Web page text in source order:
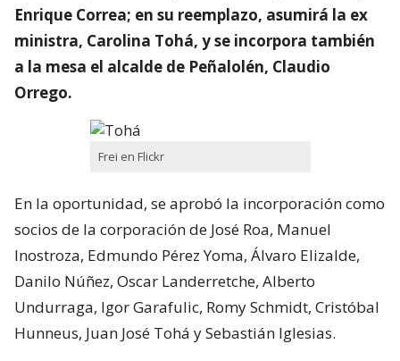
Enrique Correa; en su reemplazo, asumirá la ex
ministra, Carolina Tohá, y se incorpora también
a la mesa el alcalde de Peñalolén, Claudio
Orrego.
Frei en Flickr
En la oportunidad, se aprobó la incorporación como
socios de la corporación de José Roa, Manuel
Inostroza, Edmundo Pérez Yoma, Álvaro Elizalde,
Danilo Núñez, Oscar Landerretche, Alberto
Undurraga, Igor Garafulic, Romy Schmidt, Cristóbal
Hunneus, Juan José Tohá y Sebastián Iglesias.